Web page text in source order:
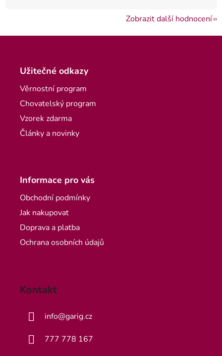
Zobrazit další hodnocení
Užitečné odkazy
Věrnostní program
Chovatelský program
Vzorek zdarma
Články a novinky
Informace pro vás
Obchodní podmínky
Jak nakupovat
Doprava a platba
Ochrana osobních údajů
Kontakt
info@garig.cz
777 778 167